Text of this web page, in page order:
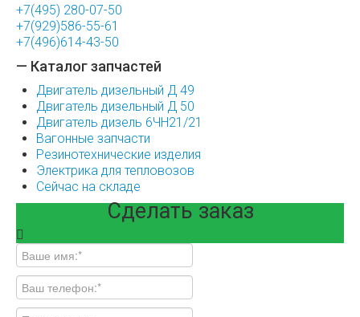
+7(495) 280-07-50
+7(929)586-55-61
+7(496)614-43-50
— Каталог запчастей
Двигатель дизельный Д 49
Двигатель дизельный Д 50
Двигатель дизель 6ЧН21/21
Вагонные запчасти
Резинотехнические изделия
Электрика для тепловозов
Сейчас на складе
Сделать заказ